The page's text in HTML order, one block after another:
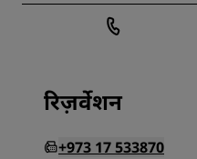
रिज़र्वेशन
+973 17 533870